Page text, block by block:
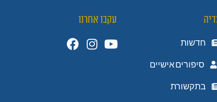
חדשות
סיפורים אישיים
בתקשורת
עקבו אחרנו